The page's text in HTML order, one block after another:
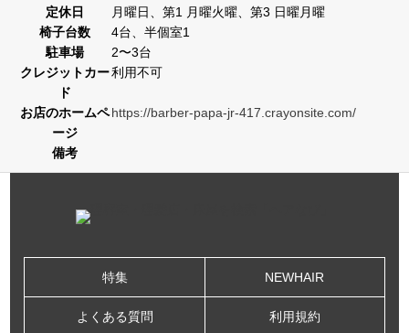
定休日
月曜日、第1 月曜火曜、第3 日曜月曜
椅子台数
4台、半個室1
駐車場
2〜3台
クレジットカー
ド
利用不可
お店のホームペ
ージ
https://barber-papa-jr-417.crayonsite.com/
備考
特集 NEWHAIR
よくある質問 利用規約